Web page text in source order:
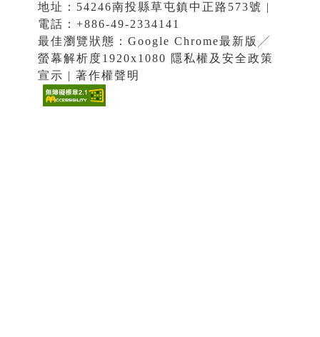
地址：54246南投縣草屯鎮中正路573號 |
電話：+886-49-2334141
最佳瀏覽狀態：Google Chrome最新版╱
螢幕解析度1920x1080 隱私權及安全政策
宣示 | 著作權聲明